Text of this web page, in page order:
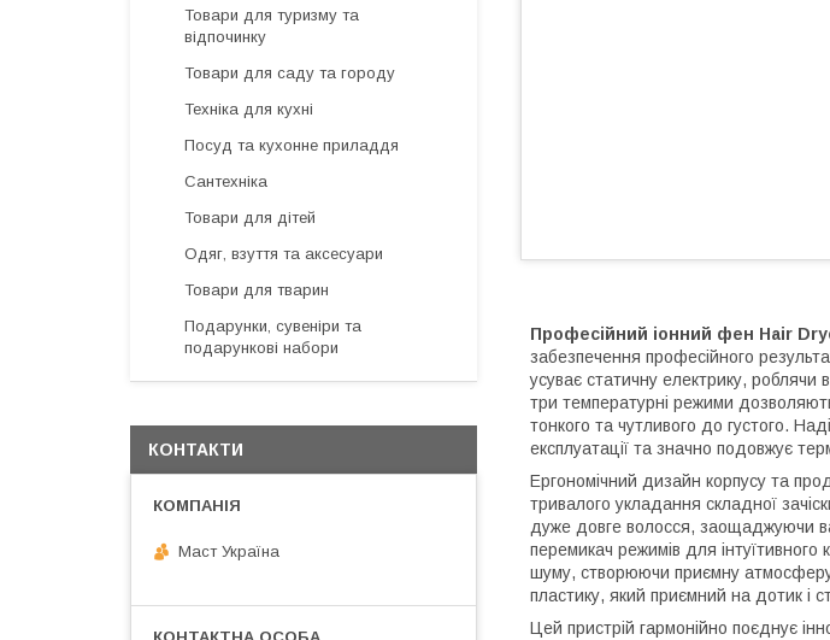
Професійний іонний фен Hair
забезпечення професійного
усуває статичну електрику, роблячи
три температурні режими
тонкого та чутливого до густого.
експлуатації та значно подовжує
Ергономічний дизайн корпусу та
тривалого укладання складної
дуже довге волосся, заощаджуючи
перемикач режимів для інтуїтивного
шуму, створюючи приємну атмосферу
пластику, який приємний на дотик і
Цей пристрій гармонійно поєднує
Товари для туризму та
відпочинку
Товари для саду та городу
Техніка для кухні
Посуд та кухонне приладдя
Сантехніка
Товари для дітей
Одяг, взуття та аксесуари
Товари для тварин
Подарунки, сувеніри та
подарункові набори
КОНТАКТИ
Маст Україна